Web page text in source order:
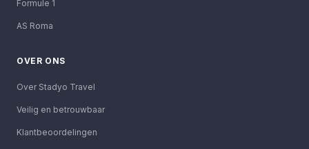
Formule 1
AS Roma
OVER ONS
Over Stadyo Travel
Veilig en betrouwbaar
Klantbeoordelingen